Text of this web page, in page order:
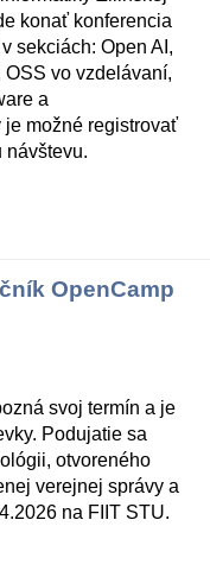
konať konferencia
sekciách: Open AI,
OSS vo vzdelávaní,
a
možné registrovať
návštevu.
OpenCamp
svoj termín a je
Podujatie sa
otvoreného
verejnej správy a
na FIIT STU.